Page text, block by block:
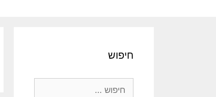
חיפוש